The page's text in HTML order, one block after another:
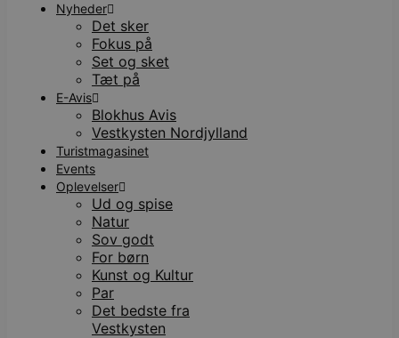
Nyheder
Det sker
Fokus på
Set og sket
Tæt på
E-Avis
Blokhus Avis
Vestkysten Nordjylland
Turistmagasinet
Events
Oplevelser
Ud og spise
Natur
Sov godt
For børn
Kunst og Kultur
Par
Det bedste fra
Vestkysten